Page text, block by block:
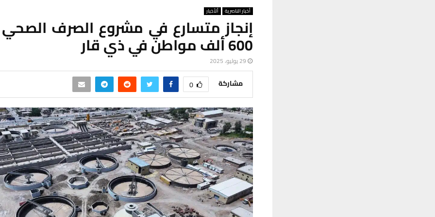
أخبار الناصرية ألأخبار
إنجاز متسارع في مشروع الصرف
600 ألف مواطن في ذي قار
29 يوليو، 2025
مشاركة 0